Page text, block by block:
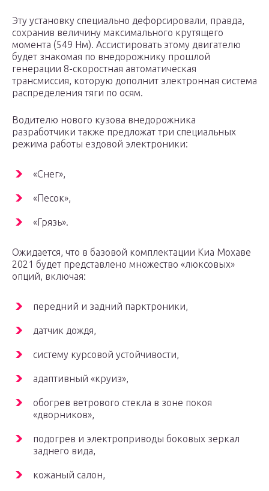
Эту установку специально дефорсировали, правда,
сохранив величину максимального крутящего
момента (549 Нм). Ассистировать этому двигателю
будет знакомая по внедорожнику прошлой
генерации 8-скоростная автоматическая
трансмиссия, которую дополнит электронная система
распределения тяги по осям.
Водителю нового кузова внедорожника
разработчики также предложат три специальных
режима работы ездовой электроники:
«Снег»,
«Песок»,
«Грязь».
Ожидается, что в базовой комплектации Киа Мохаве
2021 будет представлено множество «люксовых»
опций, включая:
передний и задний парктроники,
датчик дождя,
систему курсовой устойчивости,
адаптивный «круиз»,
обогрев ветрового стекла в зоне покоя
«дворников»,
подогрев и электроприводы боковых зеркал
заднего вида,
кожаный салон,